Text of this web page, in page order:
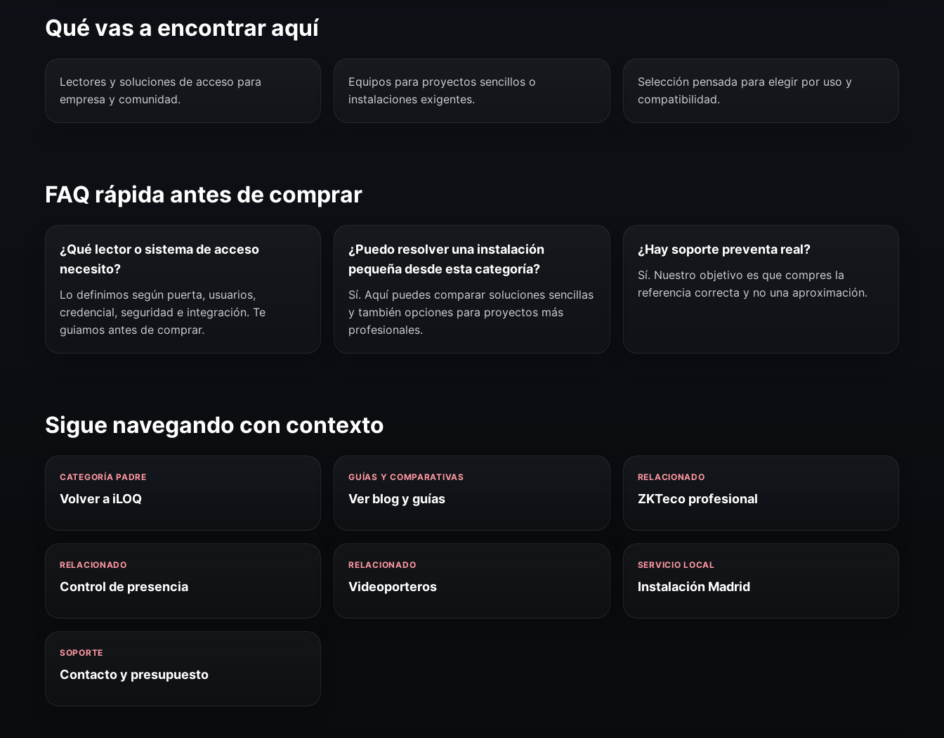
Qué vas a encontrar aquí
Lectores y soluciones de acceso para
empresa y comunidad.
Equipos para proyectos sencillos o
instalaciones exigentes.
Selección pensada para elegir por uso y
compatibilidad.
FAQ rápida antes de comprar
¿Qué lector o sistema de acceso
necesito?
Lo definimos según puerta, usuarios,
credencial, seguridad e integración. Te
guiamos antes de comprar.
¿Puedo resolver una instalación
pequeña desde esta categoría?
Sí. Aquí puedes comparar soluciones sencillas
y también opciones para proyectos más
profesionales.
¿Hay soporte preventa real?
Sí. Nuestro objetivo es que compres la
referencia correcta y no una aproximación.
Sigue navegando con contexto
CATEGORÍA PADRE
Volver a iLOQ
GUÍAS Y COMPARATIVAS
Ver blog y guías
RELACIONADO
ZKTeco profesional
RELACIONADO
Control de presencia
RELACIONADO
Videoporteros
SERVICIO LOCAL
Instalación Madrid
SOPORTE
Contacto y presupuesto